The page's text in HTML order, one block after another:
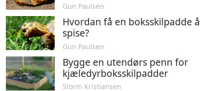
Gun Paulsen
Hvordan få en boksskilpadde å
spise?
Gun Paulsen
Bygge en utendørs penn for
kjæledyrboksskilpadder
Storm Kristiansen